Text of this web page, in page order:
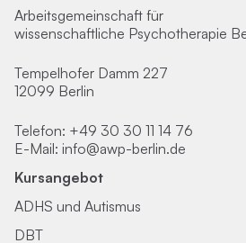
Arbeitsgemeinschaft für
wissenschaftliche Psychotherapie
Tempelhofer Damm 227
12099 Berlin
Telefon: +49 30 30 11 14 76
E-Mail: info@awp-berlin.de
Kursangebot
ADHS und Autismus
DBT